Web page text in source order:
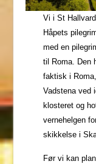
Vi i St
Håpets
med en
til Roma. Den
faktisk i
Vadstena ved
klosteret og
vernehelgen
skikkelse i
Før vi kan